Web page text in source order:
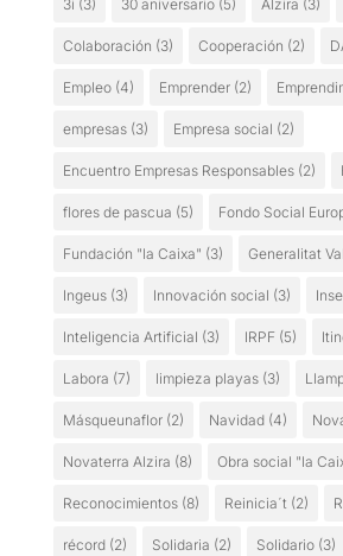
3i (3) 30 aniversario(5) Alzira (3)
Colaboración (3) Cooperación (2)
Empleo(4) Emprender(2)
empresas(3) Empresa social (2)
Encuentro Empresas Responsables(2)
flores de pascua (5) Fondo Social
Fundación "la Caixa" (3) Generalitat
Ingeus(3) Innovación social (3)
Inteligencia Artificial (3) IRPF(5)
Labora (7) limpieza playas(3)
Másqueunaflor(2) Navidad(4)
Novaterra Alzira (8) Obra social "la
Reconocimientos(8) Reinicia´t(2)
récord(2) Solidaria (2) Solidario(3)